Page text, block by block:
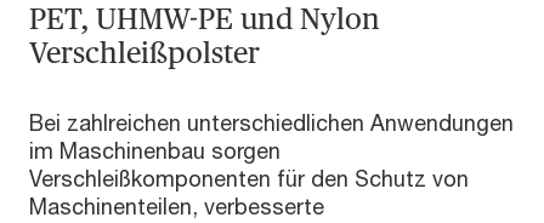
PET, UHMW-PE und Nylon
Verschleißpolster
Bei zahlreichen unterschiedlichen Anwendungen
im Maschinenbau sorgen
Verschleißkomponenten für den Schutz von
Maschinenteilen, verbesserte